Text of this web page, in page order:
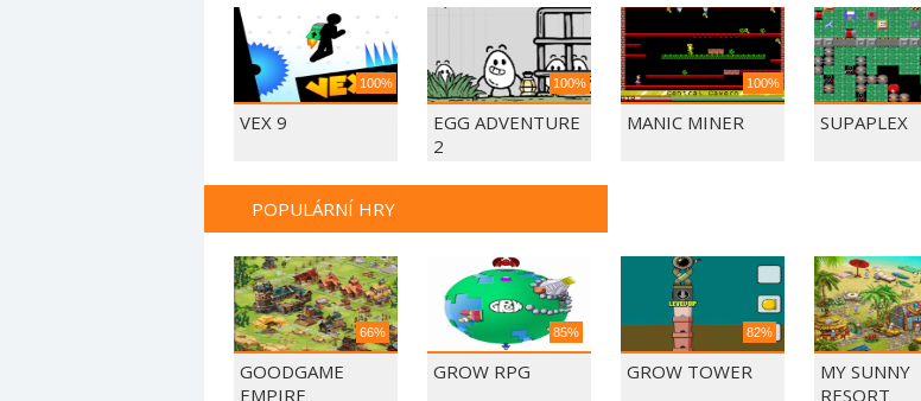
100%
VEX 9
100%
EGG ADVENTURE
2
100%
MANIC MINER SUPAPLEX
POPULÁRNÍ HRY
66%
GOODGAME
EMPIRE
85%
GROW RPG
82%
GROW TOWER
MY SUNNY
RESORT